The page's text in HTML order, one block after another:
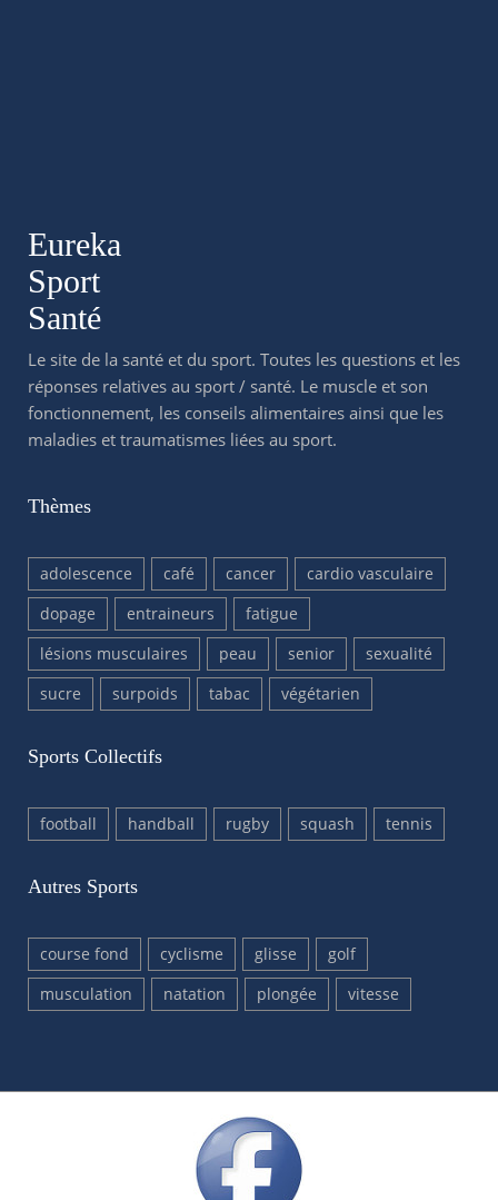
Eureka
Sport
Santé
Le site de la santé et du sport. Toutes les questions et les
réponses relatives au sport / santé. Le muscle et son
fonctionnement, les conseils alimentaires ainsi que les
maladies et traumatismes liées au sport.
Thèmes
adolescence café cancer
cardio vasculaire
dopage
entraineurs
fatigue
lésions musculaires
peau senior
sexualité
sucre
surpoids tabac végétarien
Sports Collectifs
football handball rugby squash tennis
Autres Sports
course fond cyclisme glisse
golf
musculation
natation plongée vitesse